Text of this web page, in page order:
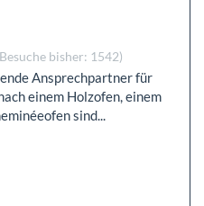
bisher: 1542)
Ansprechpartner für
einem Holzofen, einem
sind...